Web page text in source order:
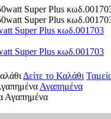
Super Plus κωδ.001703
Super Plus κωδ.001703
Δείτε το Καλάθι
Αγαπημένα
Αγαπημένα